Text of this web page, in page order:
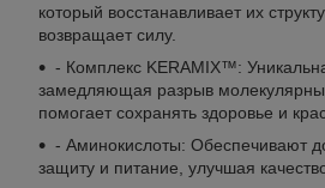
который восстанавливает их
возвращает силу.
- Комплекс KERAMIX™:
замедляющая разрыв
помогает сохранять здоровье и
- Аминокислоты: Обеспечивают
защиту и питание, улучшая